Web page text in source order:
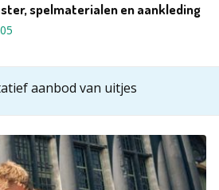
spelmaterialen en aankleding
aanbod van uitjes